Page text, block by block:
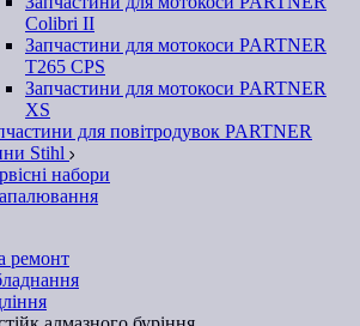
Colibri II
Запчастини для мотокоси PARTNER
T265 CPS
Запчастини для мотокоси PARTNER
XS
для повітродувок PARTNER
Stihl
набори
ремонт